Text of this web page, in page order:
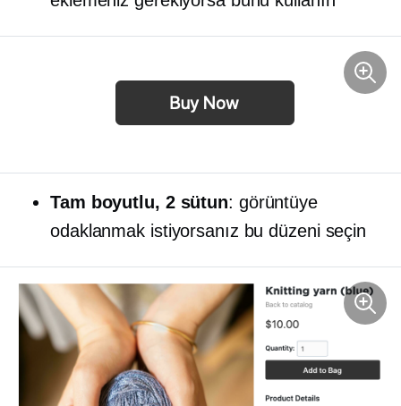
Tam boyutlu, 2 sütun: görüntüye
odaklanmak istiyorsanız bu düzeni seçin